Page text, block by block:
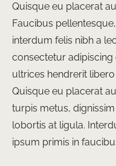
Quisque eu placerat
Faucibus
interdum felis nibh a
consectetur adipiscing
ultrices hendrerit
Quisque eu placerat
turpis metus,
lobortis at ligula.
ipsum primis in